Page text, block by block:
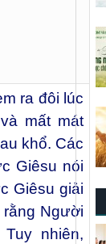
ra đôi lúc
mất mát
khổ. Các
Giêsu nói
Giêsu giải
Người
nhiên,